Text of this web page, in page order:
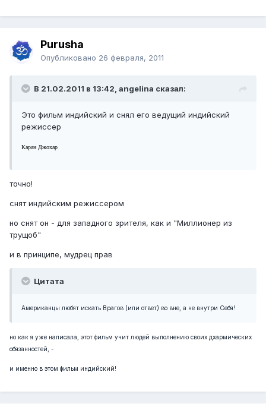
Purusha
Опубликовано 26 февраля, 2011
В 21.02.2011 в 13:42, angelina сказал:
Это фильм индийский и снял его ведущий индийский
режиссер
Каран Джохар
точно!
снят индийским режиссером
но снят он - для западного зрителя, как и "Миллионер из
трущоб"
и в принципе, мудрец прав
Цитата
Американцы любят искать Врагов (или ответ) во вне, а не внутри Себя!
но как я уже написала, этот фильм учит людей выполнению своих дхармических
обязанностей, -
и именно в этом фильм индийский!